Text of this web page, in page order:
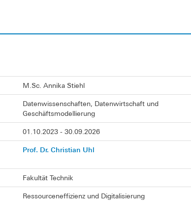
M.Sc. Annika Stiehl
Datenwissenschaften, Datenwirtschaft und
Geschäftsmodellierung
01.10.2023 - 30.09.2026
Prof. Dr. Christian Uhl
Fakultät Technik
Ressourceneffizienz und Digitalisierung